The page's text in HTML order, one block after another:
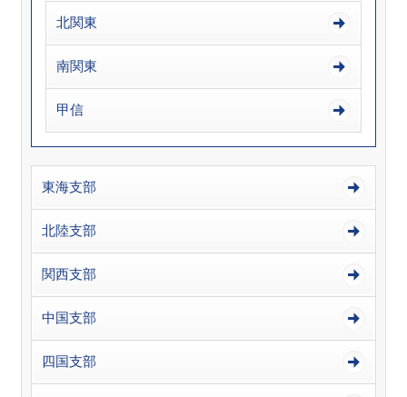
北関東
南関東
甲信
東海支部
北陸支部
関西支部
中国支部
四国支部